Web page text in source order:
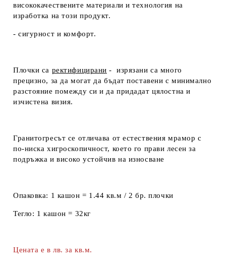
висококачествените материали и технология на
изработка на този продукт.
- сигурност и комфорт.
Плочки са ректифицирани - изрязани са много
прецизно, за да могат да бъдат поставени с минимално
разстояние помежду си и да придадат цялостна и
изчистена визия.
Гранитогресът се отличава от естествения мрамор с
по-ниска хигроскопичност, което го прави лесен за
подръжка и високо устойчив на износване
Опаковка: 1 кашон = 1.44 кв.м / 2 бр. плочки
Тегло: 1 кашон = 32кг
Цената е в лв. за кв.м.